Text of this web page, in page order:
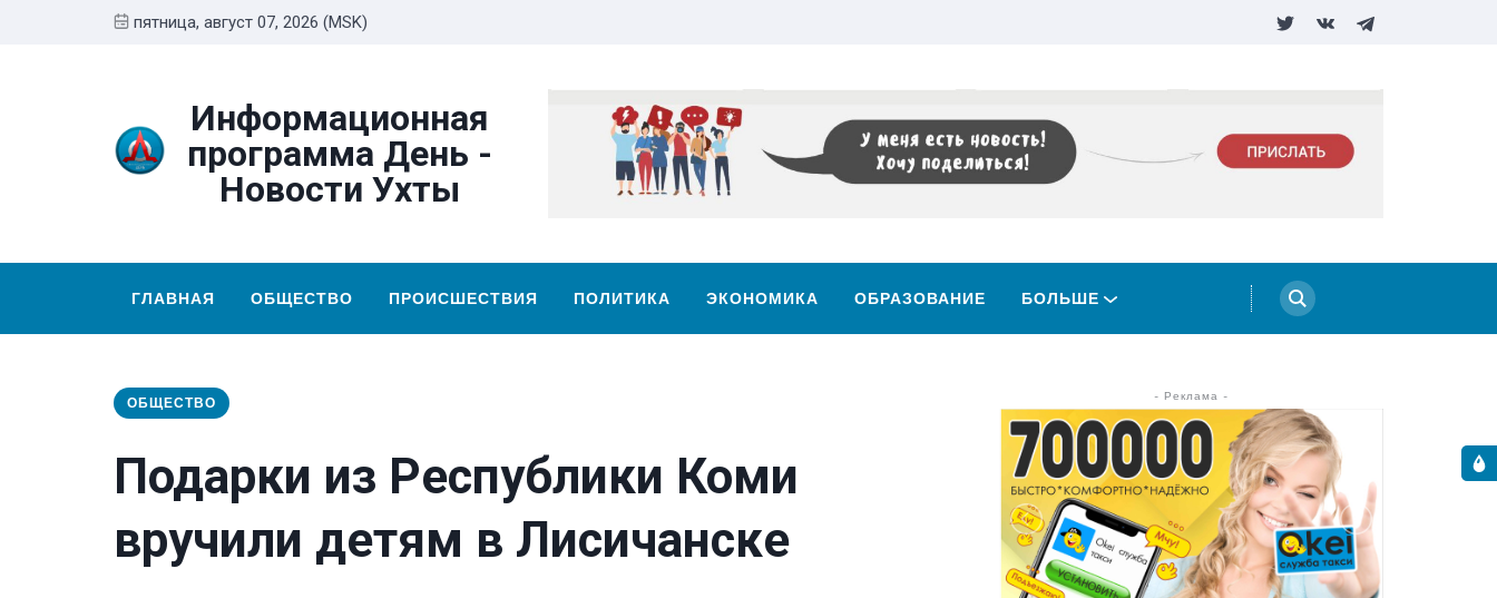
пятница, август 07, 2026 (MSK)
Информационная
программа День -
Новости Ухты
ГЛАВНАЯ ОБЩЕСТВО ПРОИСШЕСТВИЯ ПОЛИТИКА ЭКОНОМИКА ОБРАЗОВАНИЕ БОЛЬШЕ
ОБЩЕСТВО
Подарки из Республики Коми
вручили детям в Лисичанске
- Реклама -